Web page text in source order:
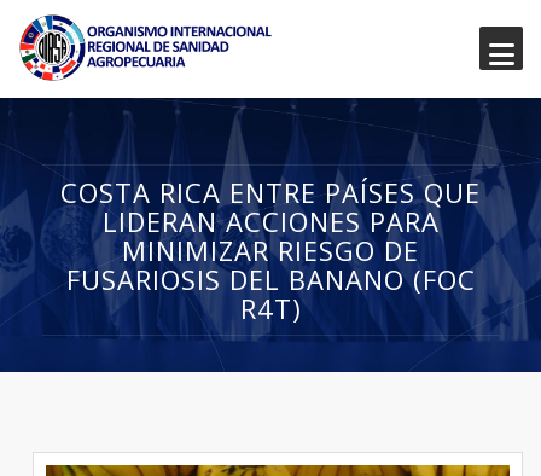
COSTA RICA ENTRE PAÍSES QUE
LIDERAN ACCIONES PARA
MINIMIZAR RIESGO DE
FUSARIOSIS DEL BANANO (FOC
R4T)